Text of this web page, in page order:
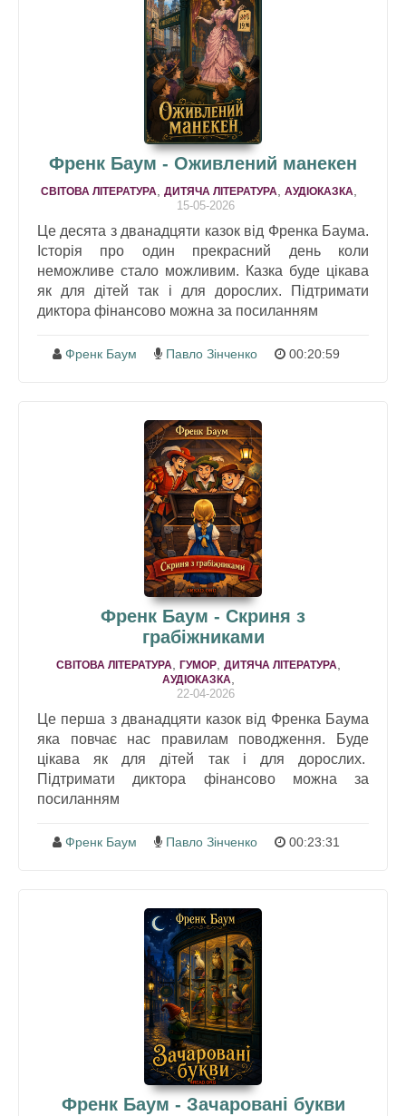
Френк Баум - Оживлений манекен
СВІТОВА ЛІТЕРАТУРА ДИТЯЧА ЛІТЕРАТУРА АУДІОКАЗКА
15-05-2026
Це десята з дванадцяти казок від Френка Баума.
Історія про один прекрасний день коли
неможливе стало можливим. Казка буде цікава
як для дітей так і для дорослих. Підтримати
диктора фінансово можна за посиланням
Френк Баум Павло Зінченко 00:20:59
Френк Баум - Скриня з
грабіжниками
СВІТОВА ЛІТЕРАТУРА ГУМОР ДИТЯЧА ЛІТЕРАТУРА
АУДІОКАЗКА
22-04-2026
Це перша з дванадцяти казок від Френка Баума
яка повчає нас правилам поводження. Буде
цікава як для дітей так і для дорослих.
Підтримати диктора фінансово можна за
посиланням
Френк Баум Павло Зінченко 00:23:31
Френк Баум - Зачаровані букви